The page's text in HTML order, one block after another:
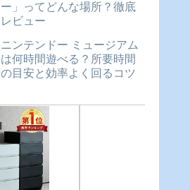
ー」ってどんな場所？徹底
レビュー
ニンテンドー ミュージアム
は何時間遊べる？所要時間
の目安と効率よく回るコツ